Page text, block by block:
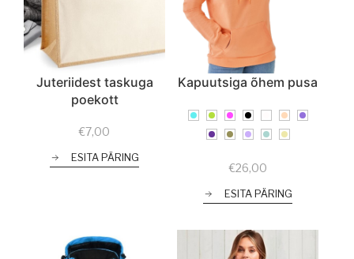
Juteriidest taskuga
poekott
€7,00
ESITA PÄRING
Kapuutsiga õhem pusa
€26,00
ESITA PÄRING